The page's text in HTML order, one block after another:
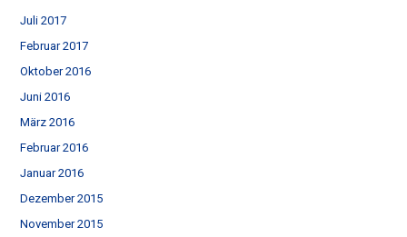
Juli 2017
Februar 2017
Oktober 2016
Juni 2016
März 2016
Februar 2016
Januar 2016
Dezember 2015
November 2015